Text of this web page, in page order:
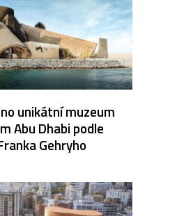
unikátní muzeum
Abu Dhabi podle
Gehryho